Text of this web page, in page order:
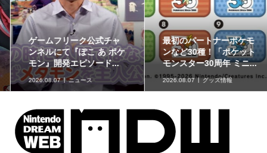
ゲームフリーク公式チャ
ンネルにて『ぽこ あ ポケ
モン』開発エピソード...
2026.08.07 ニュース
最初のパートナーポケモ
ンなど30種！「ポケット
モンスター30周年 ミニ...
2026.08.07 グッズ情報